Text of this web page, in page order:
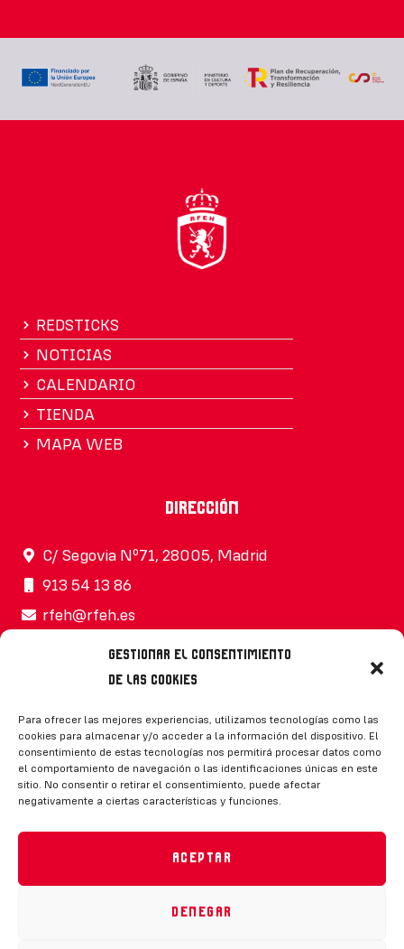
Gestionar el consentimiento
de las cookies
Para ofrecer las mejores experiencias, utilizamos tecnologías como las
cookies para almacenar y/o acceder a la información del dispositivo. El
consentimiento de estas tecnologías nos permitirá procesar datos como
el comportamiento de navegación o las identificaciones únicas en este
sitio. No consentir o retirar el consentimiento, puede afectar
negativamente a ciertas características y funciones.
Aceptar
Denegar
REDSTICKS
NOTICIAS
CALENDARIO
TIENDA
MAPA WEB
Dirección
C/ Segovia Nº71, 28005, Madrid
913 54 13 86
rfeh@rfeh.es
Síguenos